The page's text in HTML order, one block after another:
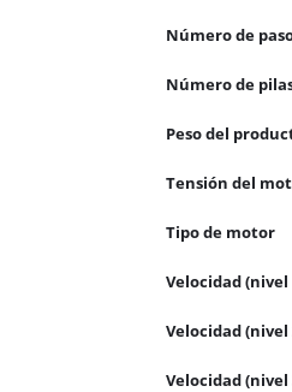
Número de
Número de
Peso del
Tensión del
Tipo de motor
Velocidad (nivel
Velocidad (nivel
Velocidad (nivel